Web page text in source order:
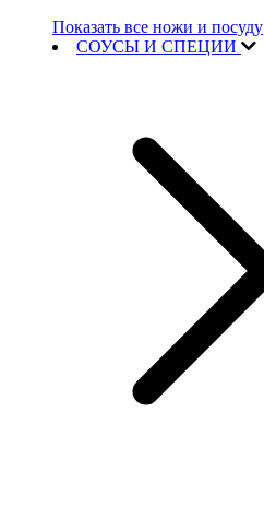
Показать все ножи и посуду
СОУСЫ И СПЕЦИИ